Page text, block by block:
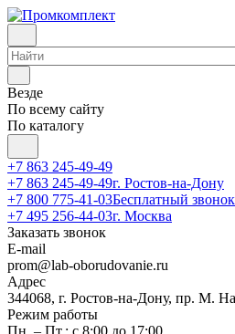
Везде
По всему сайту
По каталогу
+7 863 245-49-49
+7 863 245-49-49г. Ростов-на-Дону
+7 800 775-41-03Бесплатный
+7 495 256-44-03г. Москва
Заказать звонок
E-mail
prom@lab-oborudovanie.ru
Адрес
344068, г. Ростов-на-Дону, пр. М.
Режим работы
Пн. – Пт.: с 8:00 до 17:00